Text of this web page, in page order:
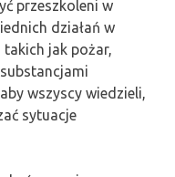
przeszkoleni w
działań w
jak pożar,
wszyscy wiedzieli,
sytuacje